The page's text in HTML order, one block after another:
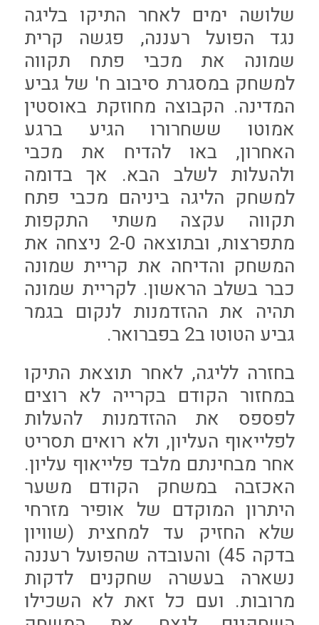
שלושה ימים לאחר התיקו בליגה
נגד הפועל רעננה, פגשה קרית
שמונה את מכבי פתח תקווה
למשחק במסגרת סיבוב ח' של גביע
המדינה. הקבוצה מחוזקת באוסטין
אמוטו ששחרורו הגיע ברגע
האחרון, באו להדיח את מכבי
ולהעלות לשלב הבא. אך בדומה
למשחק הליגה ביניהם מכבי פתח
תקווה עקצה משתי התקפות
מתפרצות, ובתוצאה 2-0 ניצחה את
המשחק והדיחה את קריית שמונה
כבר בשלב הראשון. לקריית שמונה
תהיה את ההזדמנות לנקום בגמר
גביע הטוטו ב2 בפברואר.
בחזרה לליגה, לאחר תוצאת התיקו
במחזור הקודם בקרייה לא רוצים
לפספס את ההזדמנות להעלות
לפלייאוף העליון, ולא רואים תסריט
אחר מבחינתם מלבד פלייאוף עליון.
האכזבה במשחק הקודם משער
היתרון המוקדם של אופיר מזרחי
שלא החזיק עד למחצית (שוויון
בדקה 45) והעובדה שהפועל רעננה
נשארה בעשרה שחקנים לדקות
מרובות. ועם כל זאת לא השכילו